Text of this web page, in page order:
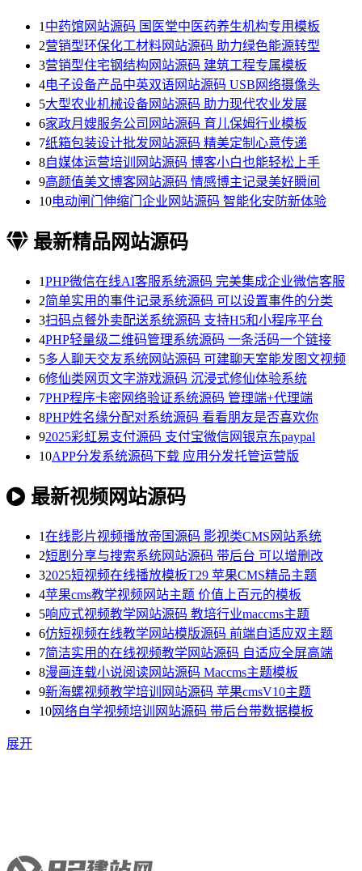
1 中药馆网站源码 国医堂中医药养生机构专用模板
2营销型环保化工材料网站源码 助力绿色能源转型
3营销型住宅钢结构网站源码 建筑工程专属模板
4电子设备产品中英双语网站源码 USB网络摄像头
5大型农业机械设备网站源码 助力现代农业发展
6家政月嫂服务公司网站源码 育儿保姆行业模板
7纸箱包装设计批发网站源码 精美定制心意传递
8自媒体运营培训网站源码 博客小白也能轻松上手
9高颜值美文博客网站源码 情感博主记录美好瞬间
10电动闸门伸缩门企业网站源码 智能化安防新体验
最新精品网站源码
1PHP微信在线AI客服系统源码 完美集成企业微信客服
2简单实用的事件记录系统源码 可以设置事件的分类
3扫码点餐外卖配送系统源码 支持H5和小程序平台
4PHP轻量级二维码管理系统源码 一条活码一个链接
5多人聊天交友系统网站源码 可建聊天室能发图文视频
6修仙类网页文字游戏源码 沉浸式修仙体验系统
7PHP程序卡密网络验证系统源码 管理端+代理端
8PHP姓名缘分配对系统源码 看看朋友是否喜欢你
92025彩虹易支付源码 支付宝微信网银京东paypal
10APP分发系统源码下载 应用分发托管运营版
最新视频网站源码
1在线影片视频播放帝国源码 影视类CMS网站系统
2短剧分享与搜索系统网站源码 带后台 可以增删改
32025短视频在线播放模板T29 苹果CMS精品主题
4苹果cms教学视频网站主题 价值上百元的模板
5响应式视频教学网站源码 教培行业maccms主题
6仿短视频在线教学网站模版源码 前端自适应双主题
7简洁实用的在线视频教学网站源码 自适应全屏高端
8漫画连载小说阅读网站源码 Maccms主题模板
9新海螺视频教学培训网站源码 苹果cmsV10主题
10网络自学视频培训网站源码 带后台带数据模板
展开